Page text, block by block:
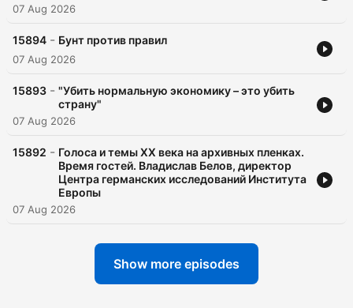
07 Aug 2026
15894 - Бунт против правил
07 Aug 2026
15893 - "Убить нормальную экономику – это убить
страну"
07 Aug 2026
15892 - Голоса и темы XX века на архивных пленках.
Время гостей. Владислав Белов, директор
Центра германских исследований Института
Европы
07 Aug 2026
Show more episodes